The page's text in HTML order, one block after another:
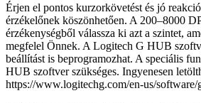
Érjen el pontos kurzorkövetést és jó
érzékelőnek köszönhetően. A 200–8000
érzékenységből válassza ki azt a szintet,
megfelel Önnek. A Logitech G HUB
beállítást is beprogramozhat. A speciális
HUB szoftver szükséges. Ingyenesen
https://www.logitechg.com/en-us/software/